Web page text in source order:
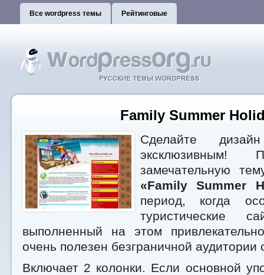
Все wordpress темы Рейтинговые
Family Summer
Сделайте
эксклюзивным!
замечательную
«Family Summer
период, когда
туристические
выполненный на этом
очень полезен безграничной
Включает 2 колонки. Если основной